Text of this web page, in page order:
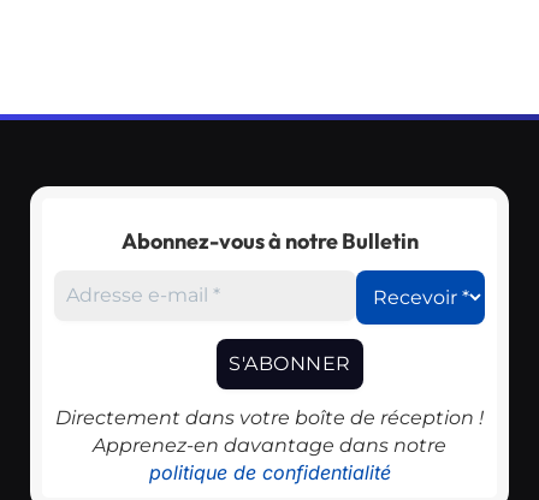
Abonnez-vous à notre Bulletin
Directement dans votre boîte de réception !
Apprenez-en davantage dans notre
politique de confidentialité